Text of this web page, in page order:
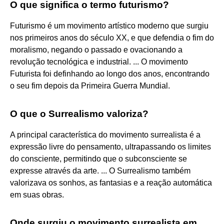
O que significa o termo futurismo?
Futurismo é um movimento artístico moderno que surgiu
nos primeiros anos do século XX, e que defendia o fim do
moralismo, negando o passado e ovacionando a
revolução tecnológica e industrial. ... O movimento
Futurista foi definhando ao longo dos anos, encontrando
o seu fim depois da Primeira Guerra Mundial.
O que o Surrealismo valoriza?
A principal característica do movimento surrealista é a
expressão livre do pensamento, ultrapassando os limites
do consciente, permitindo que o subconsciente se
expresse através da arte. ... O Surrealismo também
valorizava os sonhos, as fantasias e a reação automática
em suas obras.